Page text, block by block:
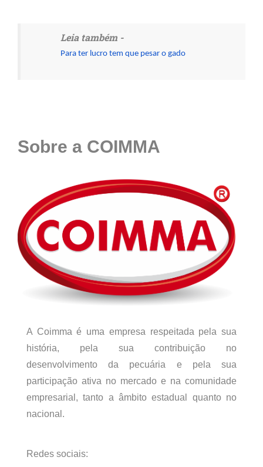
Leia também -
Para ter lucro tem que pesar o gado
Sobre a COIMMA
A Coimma é uma empresa respeitada pela sua
história, pela sua contribuição no
desenvolvimento da pecuária e pela sua
participação ativa no mercado e na comunidade
empresarial, tanto a âmbito estadual quanto no
nacional.
Redes sociais: